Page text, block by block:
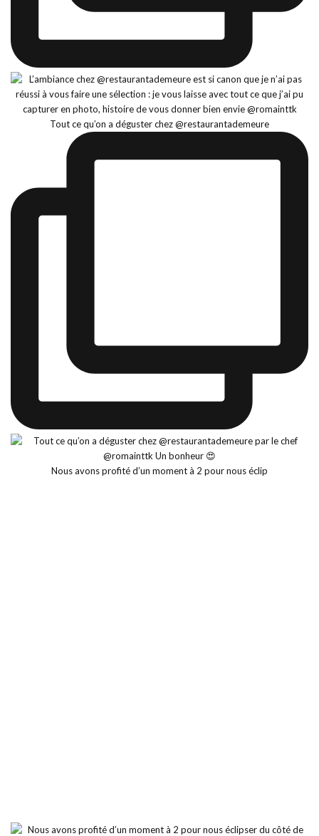
Tout ce qu’on a déguster chez @restaurantademeure
Nous avons profité d’un moment à 2 pour nous éclip